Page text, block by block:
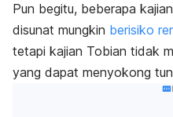
Pun begitu, beberapa
disunat mungkin berisiko
tetapi kajian Tobian tidak
yang dapat menyokong